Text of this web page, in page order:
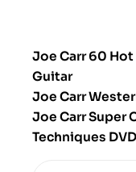
Joe Carr 60
Guitar
Joe Carr
Joe Carr Super
Techniques DVD